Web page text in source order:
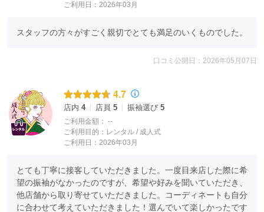
ご利用日：2026年03月
スタッフの方々がすごく親切でとても満足のいくものでした。
口コミ公開日：2026年05月07日
4.7
店内 4 店員 5 振袖選び 5
ご利用金額： --
ご利用目的： レンタル / 成人式
ご利用日：2026年03月
とても丁寧に接客していただきました。一度目来店した際に希
望の振袖がなかったのですが、希望や好みを聞いていただき、
他店舗から取り寄せていただきました。コーディネートも自分
に合わせて考えていただきました！選んでいて楽しかったです